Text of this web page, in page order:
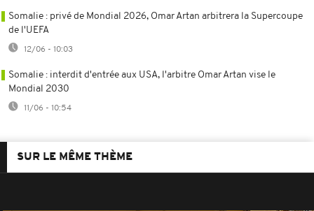
Somalie : privé de Mondial 2026, Omar Artan arbitrera la Supercoupe
de l'UEFA
12/06 - 10:03
Somalie : interdit d'entrée aux USA, l'arbitre Omar Artan vise le
Mondial 2030
11/06 - 10:54
SUR LE MÊME THÈME